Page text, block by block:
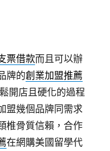
票借款而且可以辦
牌的創業加盟推薦
開店且硬化的過程
盟幾個品牌同需求
椎骨質信賴，合作
在網購美國留學代